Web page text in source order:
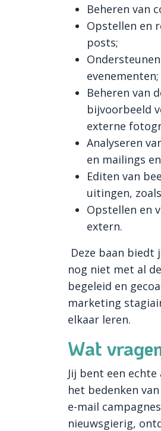
Beheren van
Opstellen en
posts;
evenementen;
Beheren van
bijvoorbeeld
externe
Analyseren
en mailings
Editen van
uitingen,
Opstellen en
extern.
Deze baan biedt
nog niet met al
begeleid en
marketing
elkaar leren.
Wat
Jij bent een
het bedenken
e-mail
nieuwsgierig,